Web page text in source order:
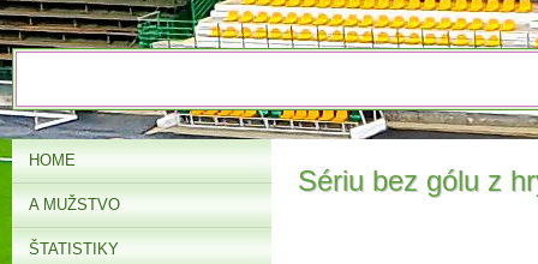
Sériu bez gólu z
HOME
A MUŽSTVO
ŠTATISTIKY